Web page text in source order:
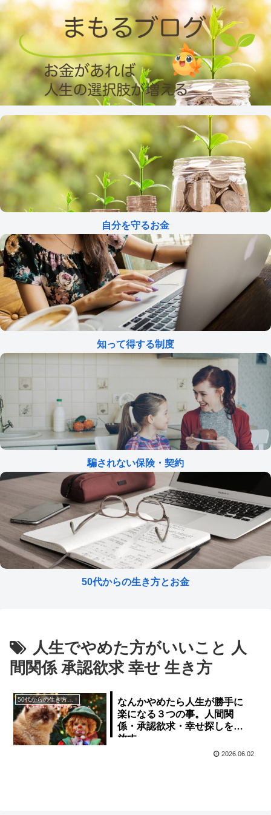
自分を守るお金
知って得する制度
騙されない保険・契約
50代からの生き方とお金
人生でやめた方がいいこと 人
間関係 承認欲求 幸せ 生き方
50代からの生き方とお金
なんかやめたら人生が勝手に
楽になる３つの事。人間関
係・承認欲求・幸せ探しを手
放す
2026.06.02